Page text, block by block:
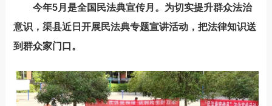
今年5月是全国 民法典宣传月 。 为切实提升群众法治
意识 ， 渠县近日 开展民法典专题宣讲活动，把法律知识送
到群众家门口。